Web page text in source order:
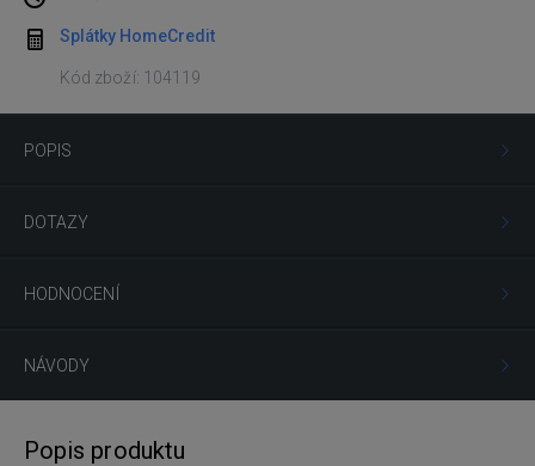
Splátky HomeCredit
Kód zboží: 104119
POPIS
DOTAZY
HODNOCENÍ
NÁVODY
Popis produktu